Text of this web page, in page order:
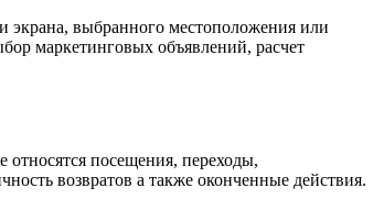
экрана, выбранного местоположения или
маркетинговых объявлений, расчет
посещения, переходы,
возвратов а также оконченные действия.